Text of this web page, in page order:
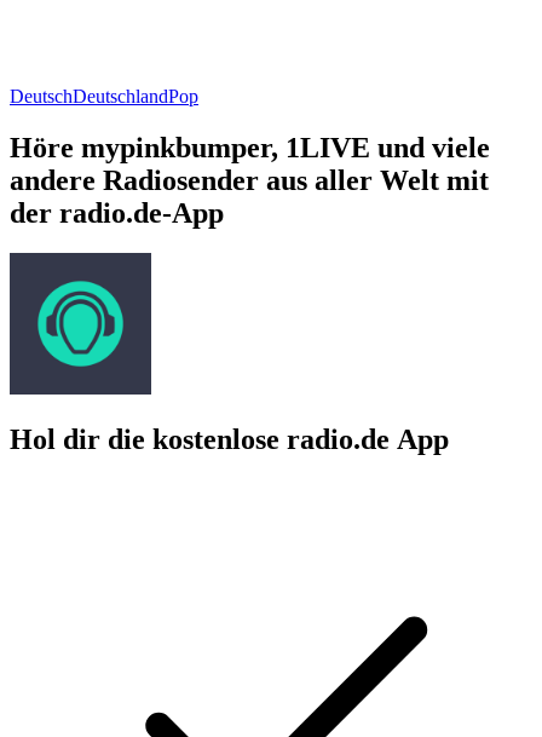
DeutschDeutschlandPop
Höre mypinkbumper, 1LIVE und viele
andere Radiosender aus aller Welt mit
der radio.de-App
Hol dir die kostenlose radio.de App